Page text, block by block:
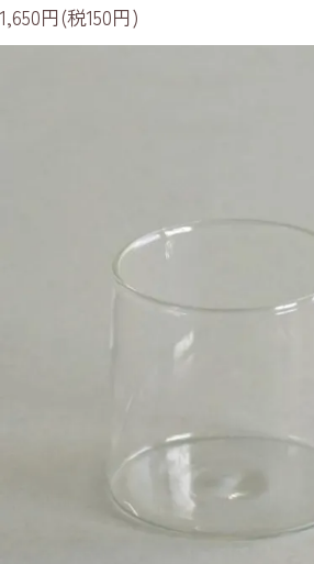
1,650円(税150円)